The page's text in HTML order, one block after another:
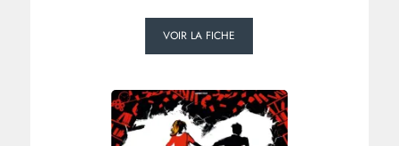
VOIR LA FICHE